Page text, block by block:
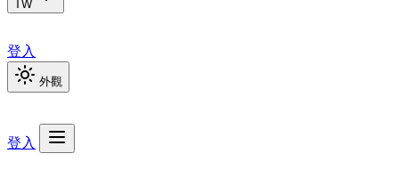
TW
登入
外觀
登入